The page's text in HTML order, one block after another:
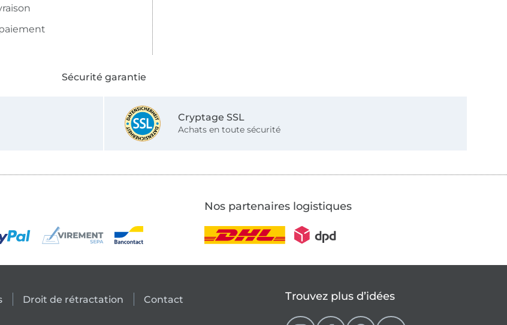
Sécurité garantie
Cryptage SSL
Achats en toute sécurité
Nos partenaires logistiques
Droit de rétractation Contact Trouvez plus d’idées